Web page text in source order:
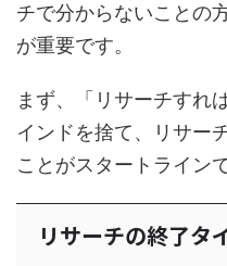
チで分からないことの
が重要です。
まず、「リサーチすれ
インドを捨て、リサー
ことがスタートラインで
リサーチの終了タ